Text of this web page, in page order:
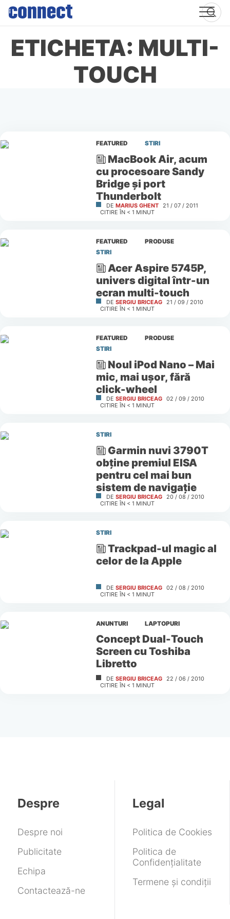
Skip
content
ETICHETA: MULTI-
TOUCH
FEATURED STIRI
MacBook Air, acum
cu procesoare Sandy
Bridge şi port
Thunderbolt
DE MARIUS GHENT 21 / 07 / 2011
CITIRE ÎN < 1 MINUT
FEATURED
PRODUSE
STIRI
Acer Aspire 5745P,
univers digital într-un
ecran multi-touch
DE SERGIU BRICEAG 21 / 09 / 2010
CITIRE ÎN < 1 MINUT
FEATURED
PRODUSE
STIRI
Noul iPod Nano – Mai
mic, mai uşor, fără
click-wheel
DE SERGIU BRICEAG 02 / 09 / 2010
CITIRE ÎN < 1 MINUT
STIRI
Garmin nuvi 3790T
obţine premiul EISA
pentru cel mai bun
sistem de navigaţie
DE SERGIU BRICEAG 20 / 08 / 2010
CITIRE ÎN < 1 MINUT
STIRI
Trackpad-ul magic al
celor de la Apple
DE SERGIU BRICEAG 02 / 08 / 2010
CITIRE ÎN < 1 MINUT
ANUNTURI LAPTOPURI
Concept Dual-Touch
Screen cu Toshiba
Libretto
DE SERGIU BRICEAG
22 / 06 / 2010
CITIRE ÎN < 1 MINUT
Despre
Despre noi
Publicitate
Echipa
Contactează-ne
Legal
Politica de Cookies
Politica de
Confidențialitate
Termene și condiții